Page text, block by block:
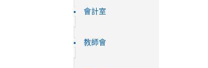
會計室
教師會